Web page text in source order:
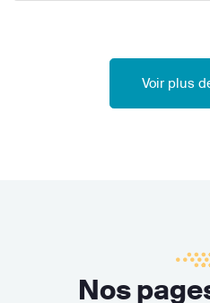
Voir plus
Nos